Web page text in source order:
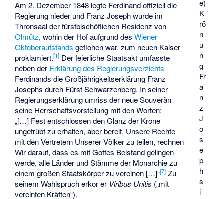
e)
K
rö
n
u
n
g
Fr
a
n
z
J
o
s
e
p
h
s
i
Am 2. Dezember 1848 legte Ferdinand offiziell die
Regierung nieder und Franz Joseph wurde im
Thronsaal der fürstbischöflichen Residenz von
Olmütz, wohin der Hof aufgrund desWiener
Oktoberaufstands geflohen war, zum neuen Kaiser
proklamiert.[1] Der feierliche Staatsakt umfasste
neben der Erklärung des Regierungsverzichts
Ferdinands die Großjährigkeitserklärung Franz
Josephs durch Fürst Schwarzenberg. In seiner
Regierungserklärung umriss der neue Souverän
seine Herrschaftsvorstellung mit den Worten:
„[…] Fest entschlossen den Glanz der Krone
ungetrübt zu erhalten, aber bereit, Unsere Rechte
mit den Vertretern Unserer Völker zu teilen, rechnen
Wir darauf, dass es mit Gottes Beistand gelingen
werde, alle Länder und Stämme der Monarchie zu
einem großen Staatskörper zu vereinen […]“[7] Zu
seinem Wahlspruch erkor er Viribus Unitis („mit
vereinten Kräften“).